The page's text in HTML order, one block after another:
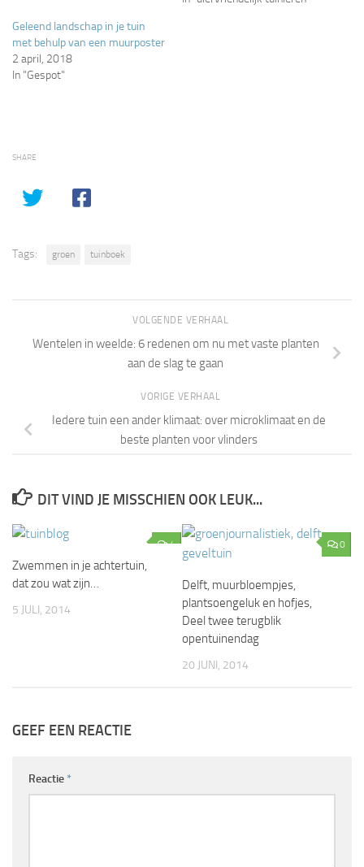
Geleend landschap in je tuin
met behulp van een muurposter
2 april, 2018
In "Gespot"
SHARE
Tags: groen tuinboek
VOLGENDE VERHAAL
Wentelen in weelde: 6 redenen om nu met vaste planten
aan de slag te gaan
VORIGE VERHAAL
Iedere tuin een ander klimaat: over microklimaat en de
beste planten voor vlinders
DIT VIND JE MISSCHIEN OOK LEUK...
4
Zwemmen in je achtertuin,
dat zou wat zijn…
5 JULI, 2014
0
Delft, muurbloempjes,
plantsoengeluk en hofjes,
Deel twee terugblik
opentuinendag
20 JUNI, 2014
GEEF EEN REACTIE
Reactie *